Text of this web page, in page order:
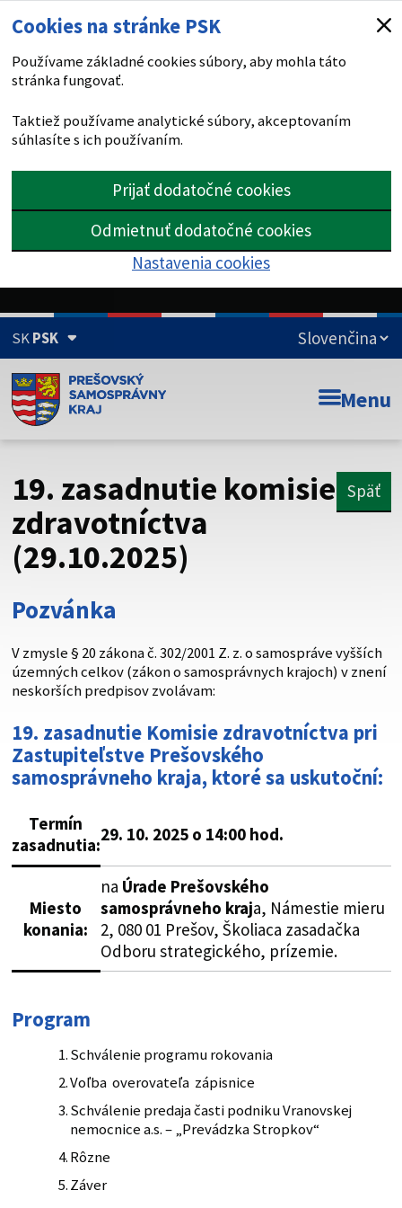
Cookies na stránke PSK
Používame základné cookies súbory, aby mohla táto
stránka fungovať.
Taktiež používame analytické súbory, akceptovaním
súhlasíte s ich používaním.
Prijať dodatočné cookies
Odmietnuť dodatočné cookies
Nastavenia cookies
SKPSK
Doména psk.sk je oficiálna
Toto je oficiálna webová stránka Prešovského
Táto stránka je zabezpečená
Buďte pozorní a vždy sa uistite, že zdieľate informácie iba
cez zabezpečenú webovú stránku. Zabezpečená stránka
Menu
19. zasadnutie komisie
zdravotníctva
(29.10.2025)
Späť
Pozvánka
V zmysle § 20 zákona č. 302/2001 Z. z. o samospráve vyšších
územných celkov (zákon o samosprávnych krajoch) v znení
neskorších predpisov zvolávam:
Termín
zasadnutia:29. 10. 2025 o 14:00 hod.
Miesto
konania:
na Úrade Prešovského
samosprávneho kraja, Námestie mieru
2, 080 01 Prešov, Školiaca zasadačka
Odboru strategického, prízemie.
19. zasadnutie Komisie zdravotníctva pri
Zastupiteľstve Prešovského
samosprávneho kraja, ktoré sa uskutoční:
Program
Schválenie programu rokovania
Voľba overovateľa zápisnice
Schválenie predaja časti podniku Vranovskej
nemocnice a.s. – „Prevádzka Stropkov“
Rôzne
Záver